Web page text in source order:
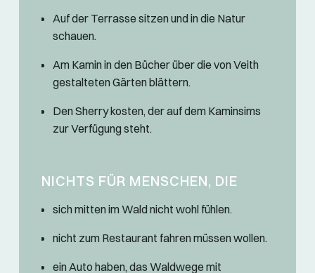
Auf der Terrasse sitzen und in die Natur
schauen.
Am Kamin in den Bücher über die von Veith
gestalteten Gärten blättern.
Den Sherry kosten, der auf dem Kaminsims
zur Verfügung steht.
NICHTS FÜR MENSCHEN, DIE
sich mitten im Wald nicht wohl fühlen.
nicht zum Restaurant fahren müssen wollen.
ein Auto haben, das Waldwege mit